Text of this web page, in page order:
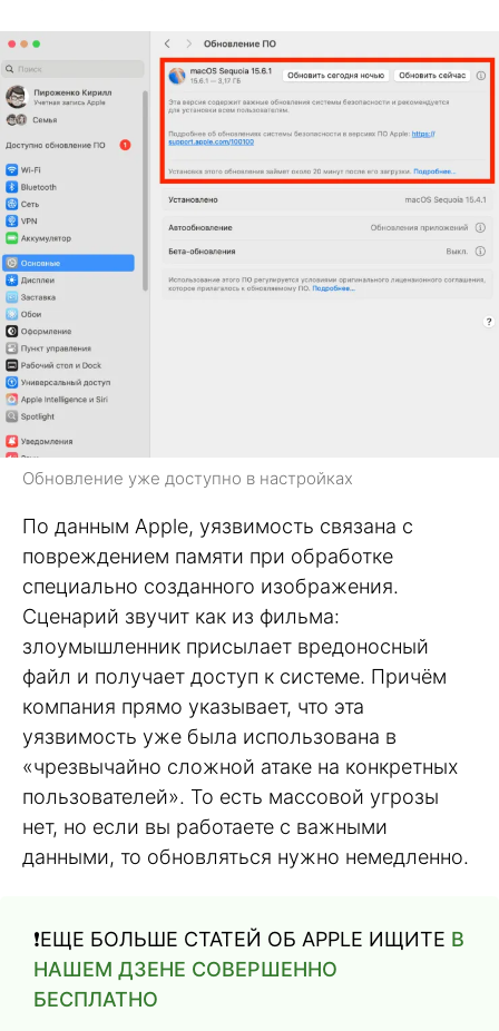
Обновление уже доступно в настройках
По данным Apple, уязвимость связана с
повреждением памяти при обработке
специально созданного изображения.
Сценарий звучит как из фильма:
злоумышленник присылает вредоносный
файл и получает доступ к системе. Причём
компания прямо указывает, что эта
уязвимость уже была использована в
«чрезвычайно сложной атаке на конкретных
пользователей». То есть массовой угрозы
нет, но если вы работаете с важными
данными, то обновляться нужно немедленно.
❗️ЕЩЕ БОЛЬШЕ СТАТЕЙ ОБ APPLE ИЩИТЕ В
НАШЕМ ДЗЕНЕ СОВЕРШЕННО
БЕСПЛАТНО